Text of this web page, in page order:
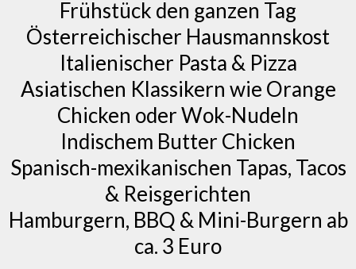
Frühstück den ganzen Tag
Österreichischer Hausmannskost
Italienischer Pasta & Pizza
Asiatischen Klassikern wie Orange
Chicken oder Wok-Nudeln
Indischem Butter Chicken
Spanisch-mexikanischen Tapas, Tacos
& Reisgerichten
Hamburgern, BBQ & Mini-Burgern ab
ca. 3 Euro